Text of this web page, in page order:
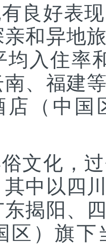
良好表
和异地
入住率
、福建
店（中
文化，
中以四
东揭阳、
区）旗下